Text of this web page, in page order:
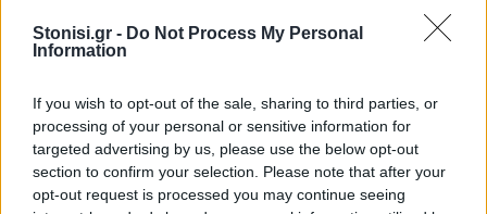
Stonisi.gr - Do Not Process My Personal
Information
If you wish to opt-out of the sale, sharing to third parties, or
processing of your personal or sensitive information for
targeted advertising by us, please use the below opt-out
section to confirm your selection. Please note that after your
opt-out request is processed you may continue seeing
πρόταση να δοθεί το όνομά τους σε
δρόμο του τόπου όπου γεννήθηκαν
Ένα γλυκό ταξίδι στη φύση της
δυτικής Λέσβου
Το θυμαρίσιο μέλι, οι επικονιαστές
και τα αρωματικά φυτά
πρωταγωνίστησαν στη γευστική